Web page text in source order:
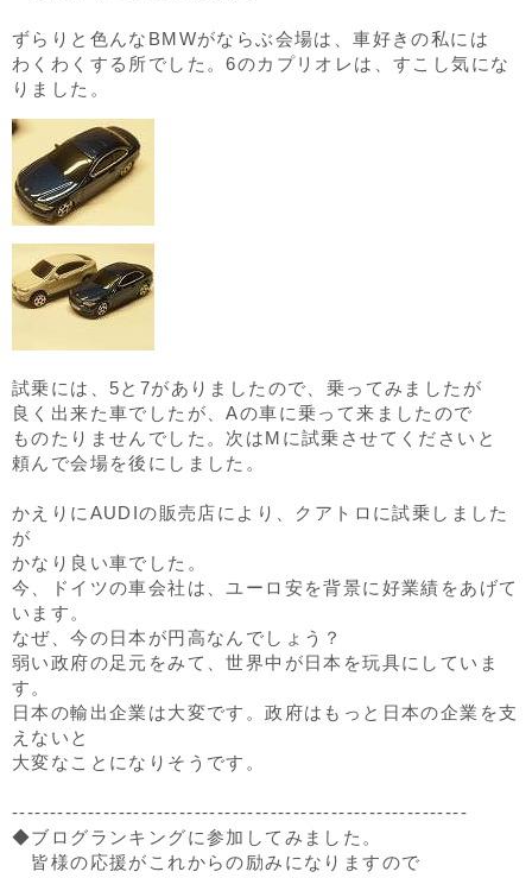
ずらりと色んなBMWがならぶ会場は、車好きの私には
わくわくする所でした。6のカプリオレは、すこし気にな
りました。
試乗には、5と7がありましたので、乗ってみましたが
良く出来た車でしたが、Aの車に乗って来ましたので
ものたりませんでした。次はMに試乗させてくださいと
頼んで会場を後にしました。
かえりにAUDIの販売店により、クアトロに試乗しました
が
かなり良い車でした。
今、ドイツの車会社は、ユーロ安を背景に好業績をあげて
います。
なぜ、今の日本が円高なんでしょう？
弱い政府の足元をみて、世界中が日本を玩具にしていま
す。
日本の輸出企業は大変です。政府はもっと日本の企業を支
えないと
大変なことになりそうです。
------------------------------------------------------------
◆ブログランキングに参加してみました。
皆様の応援がこれからの励みになりますので